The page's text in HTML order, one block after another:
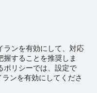
ランを有効にして、対応
握することを推奨しま
ポリシーでは、設定で
ンを有効にしてくださ